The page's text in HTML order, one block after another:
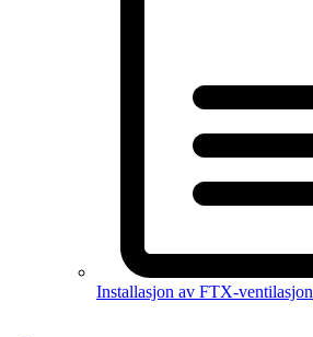
Installasjon av FTX-ventilasjon